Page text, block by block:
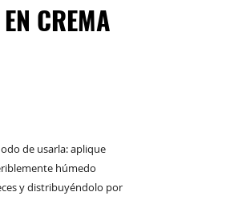
CREMA
de usarla: aplique
húmedo
y distribuyéndolo por